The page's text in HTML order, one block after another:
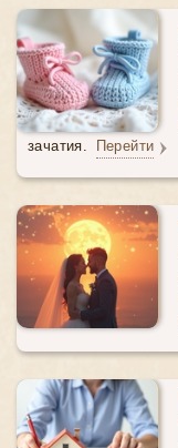
зачатия.
Перейти